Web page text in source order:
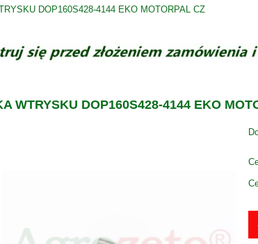
DOP160S428-4144 EKO MOTORPAL CZ
WTRYSKU DOP160S428-4144 EKO